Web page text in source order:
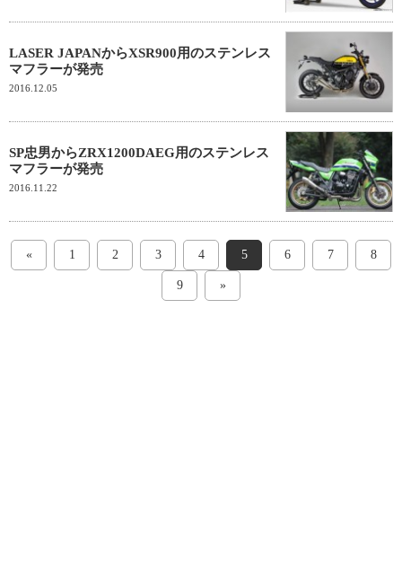
LASER JAPANからXSR900用のステンレス
マフラーが発売
2016.12.05
SP忠男からZRX1200DAEG用のステンレス
マフラーが発売
2016.11.22
« 1 2 3 4 5 6 7 8
9 »